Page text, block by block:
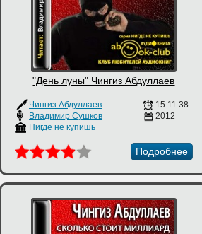
"День луны" Чингиз Абдуллаев
Чингиз Абдуллаев
Владимир Сушков
Нигде не купишь
15:11:38
2012
Подробнее